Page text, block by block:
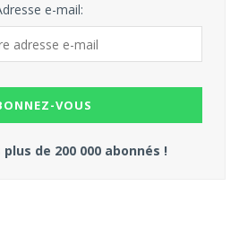
e-mail:
de 200 000 abonnés !